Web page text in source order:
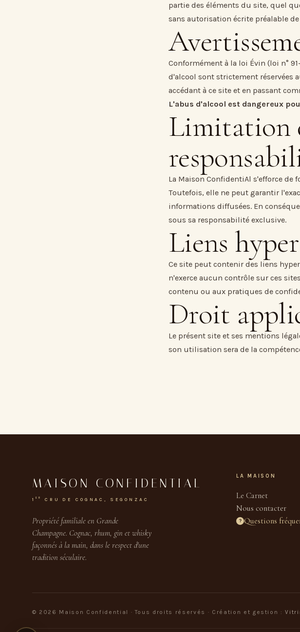
partie des éléments du site, quel
sans autorisation écrite préalable
Conformément à la loi Évin (loi n°
d'alcool sont strictement réservées
accédant à ce site et en passant
L'abus d'alcool est dangereux
Limitation
La Maison ConfidentiAl s'efforce de
Toutefois, elle ne peut garantir
informations diffusées. En
sous sa responsabilité exclusive.
Liens
Ce site peut contenir des liens
n'exerce aucun contrôle sur ces
contenu ou aux pratiques de
Droit
Le présent site et ses mentions
son utilisation sera de la
MAISON CONFIDENTIAL
1 ER CRU DE COGNAC, SEGONZAC
Propriété familiale en Grande
Champagne. Cognac, rhum, gin et whisky
façonnés à la main, dans le respect d'une
tradition séculaire.
LA MAISON
Le Carnet
Nous contacter
? Questions
© 2026 Maison Confidential · Tous droits réservés · Création et gestion :